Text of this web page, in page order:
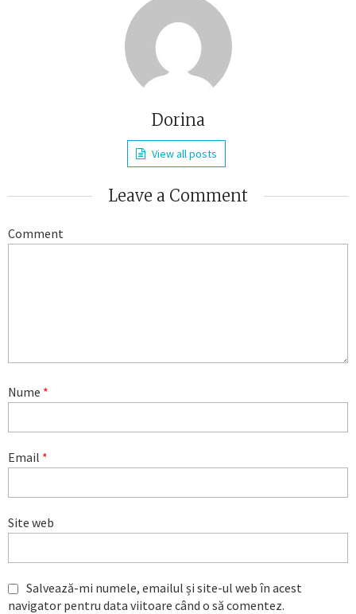
Dorina
View all posts
Leave a Comment
Comment
Nume *
Email *
Site web
Salvează-mi numele, emailul și site-ul web în acest
navigator pentru data viitoare când o să comentez.